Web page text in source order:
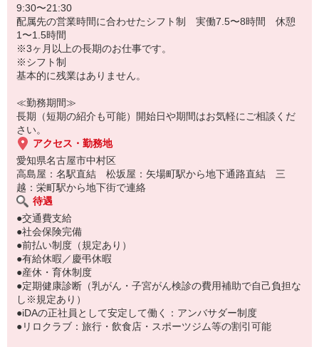
【ポイント】
・コスメ求人数は業界トップクラス！
・働く女性のための制度もバッチリ◎
・重要視するポイントでお仕事探し
・正社員へのステップアップも可能
9:30〜21:30
配属先の営業時間に合わせたシフト制 実働7.5〜8時間 休憩
1〜1.5時間
※3ヶ月以上の長期のお仕事です。
※シフト制
基本的に残業はありません。
≪勤務期間≫
長期（短期の紹介も可能）開始日や期間はお気軽にご相談くだ
さい。
アクセス・勤務地
愛知県名古屋市中村区
高島屋：名駅直結 松坂屋：矢場町駅から地下通路直結 三
越：栄町駅から地下街で連絡
待遇
●交通費支給
●社会保険完備
●前払い制度（規定あり）
●有給休暇／慶弔休暇
●産休・育休制度
●定期健康診断（乳がん・子宮がん検診の費用補助で自己負担な
し※規定あり）
●iDAの正社員として安定して働く：アンバサダー制度
●リロクラブ：旅行・飲食店・スポーツジム等の割引可能